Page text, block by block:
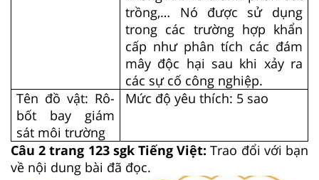
trồng,… Nó được sử dụng
trong các trường hợp khẩn
cấp như phân tích các đám
mây độc hại sau khi xảy ra
các sự cố công nghiệp.
Tên đồ vật: Rô-
bốt bay giám
sát môi trường
Mức độ yêu thích: 5 sao
Câu 2 trang 123 sgk Tiếng Việt:Trao đổi với bạn
về nội dung bài đã đọc.